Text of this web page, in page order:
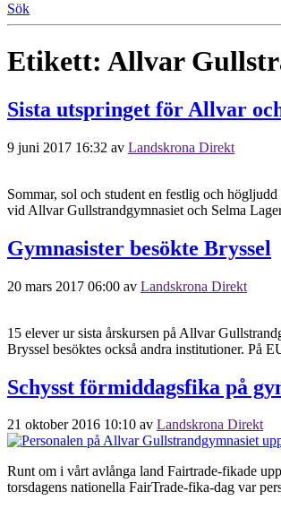
Sök
Etikett: Allvar
Sista utspringet för Allvar
9 juni 2017 16:32 av Landskrona Direkt
Sommar, sol och student en festlig och
vid Allvar Gullstrandgymnasiet och Selma
Gymnasister besökte Bryssel
20 mars 2017 06:00 av Landskrona Direkt
15 elever ur sista årskursen på Allvar
Bryssel besöktes också andra institutioner. På
Schysst förmiddagsfika på
21 oktober 2016 10:10 av Landskrona Direkt
Runt om i vårt avlånga land Fairtrade-fikade
torsdagens nationella FairTrade-fika-dag var